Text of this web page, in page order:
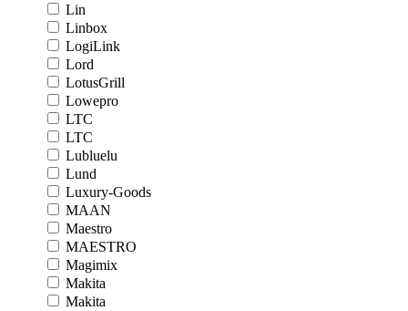
Lin
Linbox
LogiLink
Lord
LotusGrill
Lowepro
LTC
LTC
Lubluelu
Lund
Luxury-Goods
MAAN
Maestro
MAESTRO
Magimix
Makita
Makita